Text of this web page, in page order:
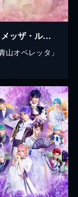
青山オペレッタ THE STAGE ～メッザ・ルーナ／光と影～
オペレッタ」